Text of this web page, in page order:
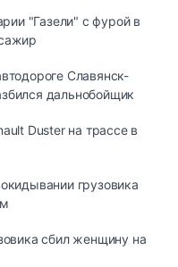
"Газели" с фурой в
Славянск-
дальнобойщик
Duster на трассе в
грузовика
сбил женщину на